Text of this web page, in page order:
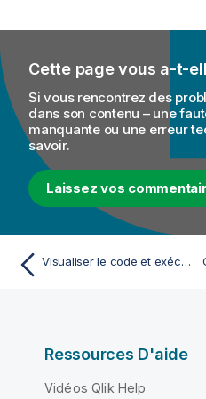
Cette page vous a-t-
Si vous rencontrez des
dans son contenu – une
manquante ou une erreur
savoir.
Laissez vos
Visualiser le code et exécuter la Route
Ressources D'aide
Vidéos Qlik Help